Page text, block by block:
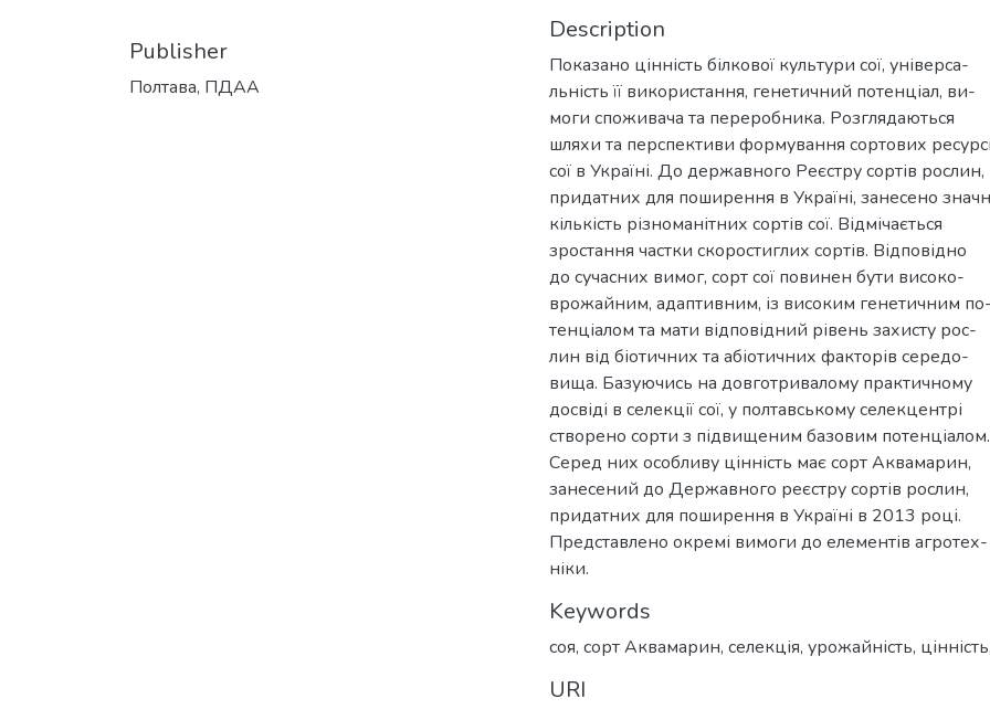
Publisher
Полтава, ПДАА
Description
Показано цінність білкової культури сої, універса-
льність її використання, генетичний потенціал, ви-
моги споживача та переробника. Розглядаються
шляхи та перспективи формування сортових
сої в Україні. До державного Реєстру сортів рослин,
придатних для поширення в Україні, занесено
кількість різноманітних сортів сої. Відмічається
зростання частки скоростиглих сортів. Відповідно
до сучасних вимог, сорт сої повинен бути високо-
врожайним, адаптивним, із високим генетичним по-
тенціалом та мати відповідний рівень захисту рос-
лин від біотичних та абіотичних факторів середо-
вища. Базуючись на довготривалому практичному
досвіді в селекції сої, у полтавському селекцентрі
створено сорти з підвищеним базовим потенціалом.
Серед них особливу цінність має сорт Аквамарин,
занесений до Державного реєстру сортів рослин,
придатних для поширення в Україні в 2013 році.
Представлено окремі вимоги до елементів агротех-
ніки.
Keywords
соя, сорт Аквамарин, селекція, урожайність,
URI